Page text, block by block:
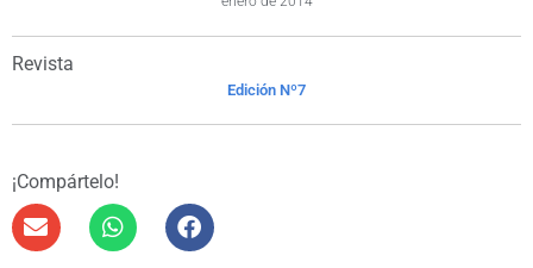
Revista
Edición Nº7
¡Compártelo!